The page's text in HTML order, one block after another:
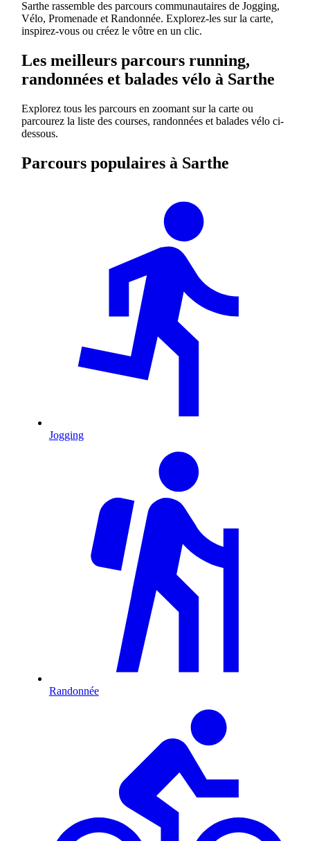
Sarthe rassemble des parcours communautaires de Jogging,
Vélo, Promenade et Randonnée. Explorez-les sur la carte,
inspirez-vous ou créez le vôtre en un clic.
Les meilleurs parcours running,
randonnées et balades vélo à Sarthe
Explorez tous les parcours en zoomant sur la carte ou
parcourez la liste des courses, randonnées et balades vélo ci-
dessous.
Parcours populaires à Sarthe
Jogging
Randonnée